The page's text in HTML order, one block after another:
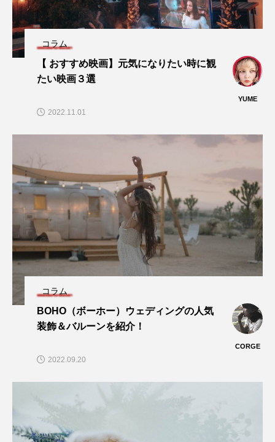
コラム
【 おすすめ映画】元気になりたい時に観
たい映画３選
YUME
2022.11.01
コラム
BOHO（ボーホー）ウェディングの人気
装飾＆バルーンを紹介！
CORGE
2022.09.20